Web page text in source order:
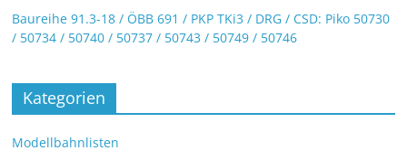
Baureihe 91.3-18 / ÖBB 691 / PKP TKi3 / DRG / CSD: Piko 50730
/ 50734 / 50740 / 50737 / 50743 / 50749 / 50746
Kategorien
Modellbahnlisten